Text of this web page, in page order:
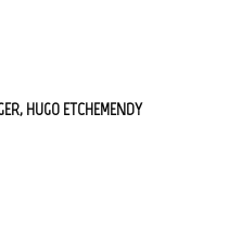
HUGO ETCHEMENDY